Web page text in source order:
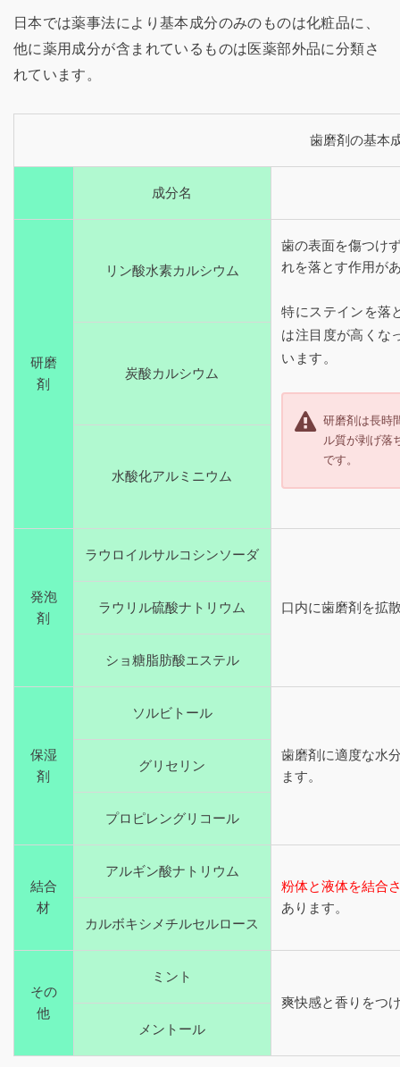
日本では薬事法により基本成分のみのものは化粧品に、
他に薬用成分が含まれているものは医薬部外品に分類さ
れています。
歯磨剤の基本
成分名
研磨
剤
リン酸水素カルシウム
歯の表面を傷つけ
れを落とす作用が
特にステインを落
は注目度が高くな
います。
研磨剤は長時
ル質が剥げ落
です。
炭酸カルシウム
水酸化アルミニウム
発泡
剤
ラウロイルサルコシンソーダ
口内に歯磨剤を拡
ラウリル硫酸ナトリウム
ショ糖脂肪酸エステル
保湿
剤
ソルビトール
歯磨剤に適度な水
ます。
グリセリン
プロピレングリコール
結合
材
アルギン酸ナトリウム
粉体と液体を結合
あります。
カルボキシメチルセルロース
その
他
ミント
爽快感と香りをつ
メントール